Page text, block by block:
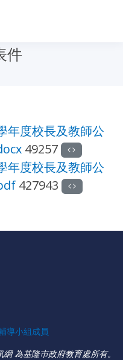
件
年度校長及教師公
49257
年度校長及教師公
427943
導小組成員
為基隆巿政府教育處所有。